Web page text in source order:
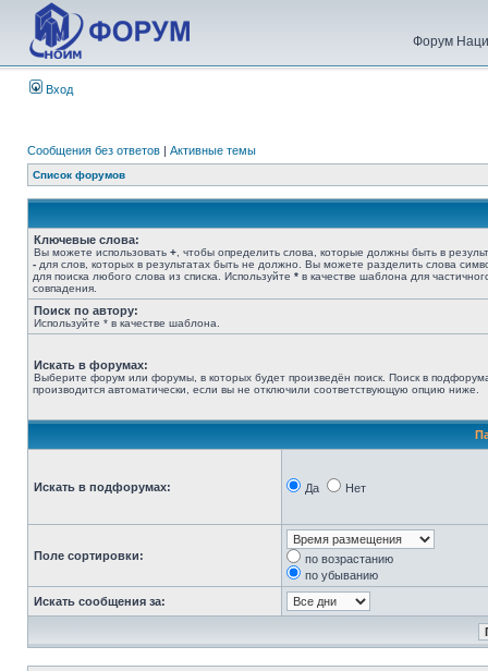
Форум
Вход
Сообщения без ответов | Активные темы
Список форумов
Ключевые слова:
Вы можете использовать + , чтобы определить слова, которые должны быть в
- для слов, которых в результатах быть не должно. Вы можете разделить слова
для поиска любого слова из списка. Используйте * в качестве шаблона для
совпадения.
Поиск по автору:
Используйте * в качестве шаблона.
Искать в форумах:
Выберите форум или форумы, в которых будет произведён поиск. Поиск в
производится автоматически, если вы не отключили соответствующую опцию ниже.
Искать в подфорумах: Да Нет
Поле сортировки:
по возрастанию
по убыванию
Искать сообщения за: